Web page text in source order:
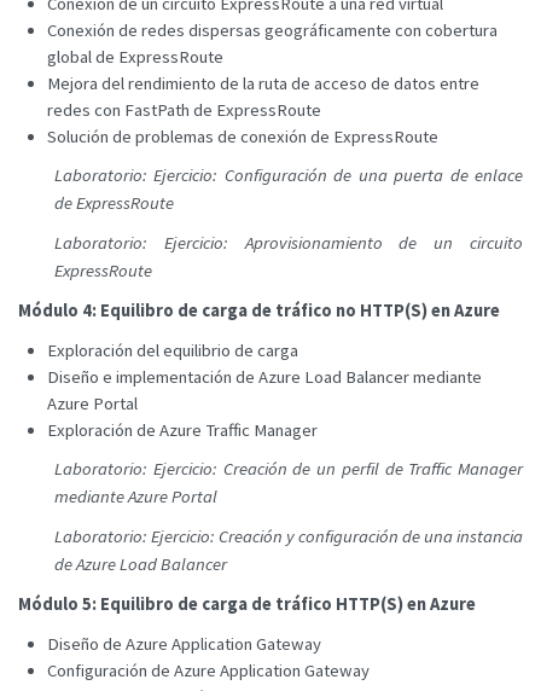
Conexión de redes dispersas geográficamente con cobertura
global de ExpressRoute
Mejora del rendimiento de la ruta de acceso de datos entre
redes con FastPath de ExpressRoute
Solución de problemas de conexión de ExpressRoute
Laboratorio: Ejercicio: Configuración de una puerta de enlace
de ExpressRoute
Laboratorio: Ejercicio: Aprovisionamiento de un circuito
ExpressRoute
Módulo 4: Equilibro de carga de tráfico no HTTP(S) en Azure
Exploración del equilibrio de carga
Diseño e implementación de Azure Load Balancer mediante
Azure Portal
Exploración de Azure Traffic Manager
Laboratorio: Ejercicio: Creación de un perfil de Traffic Manager
mediante Azure Portal
Laboratorio: Ejercicio: Creación y configuración de una instancia
de Azure Load Balancer
Módulo 5: Equilibro de carga de tráfico HTTP(S) en Azure
Diseño de Azure Application Gateway
Configuración de Azure Application Gateway